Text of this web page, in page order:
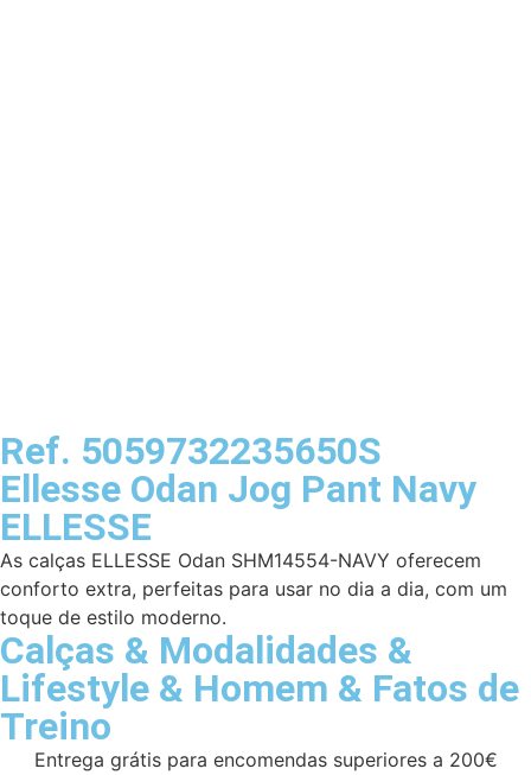
Ref. 5059732235650S
Ellesse Odan Jog Pant Navy
ELLESSE
As calças ELLESSE Odan SHM14554-NAVY oferecem
conforto extra, perfeitas para usar no dia a dia, com um
toque de estilo moderno.
Calças & Modalidades &
Lifestyle & Homem & Fatos de
Treino
Entrega grátis para encomendas superiores a 200€